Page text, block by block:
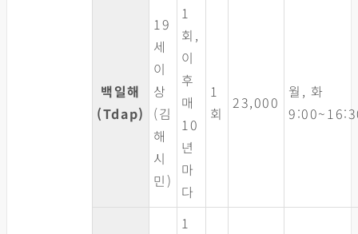
백일해
(Tdap)
19
세
이
상
(김
해
시
민)
1
회,
이
후
매
10
년
마
다
1
회
23,000
월, 화
1